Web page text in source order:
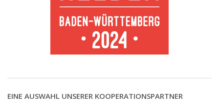
EINE AUSWAHL UNSERER KOOPERATIONSPARTNER